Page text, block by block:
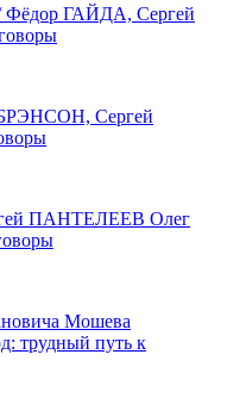
ГАЙДА, Сергей
БРЭНСОН, Сергей
ПАНТЕЛЕЕВ Олег
Мошева
трудный путь к